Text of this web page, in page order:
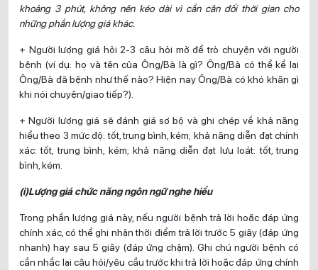
khoảng 3 phút, không nên kéo dài vì cần cân đối thời gian cho
những phần lượng giá khác.
+ Người lượng giá hỏi 2-3 câu hỏi mở để trò chuyện với người
bệnh (ví dụ: họ và tên của Ông/Bà là gì? Ông/Bà có thể kể lại
Ông/Bà đã bệnh như thế nào? Hiện nay Ông/Bà có khó khăn gì
khi nói chuyện/giao tiếp?).
+ Người lượng giá sẽ đánh giá sơ bộ và ghi chép về khả năng
hiểu theo 3 mức độ: tốt, trung bình, kém; khả năng diễn đạt chính
xác: tốt, trung bình, kém; khả năng diễn đạt lưu loát: tốt, trung
bình, kém.
(i)Lượng giá chức năng ngôn ngữ nghe hiểu
Trong phần lượng giá này, nếu người bệnh trả lời hoặc đáp ứng
chính xác, có thể ghi nhận thời điểm trả lời trước 5 giây (đáp ứng
nhanh) hay sau 5 giây (đáp ứng chậm). Ghi chú người bệnh có
cần nhắc lại câu hỏi/yêu cầu trước khi trả lời hoặc đáp ứng chính